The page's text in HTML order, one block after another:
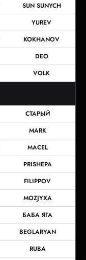
SUN SUNYCH
YUREV
KOKHANOV
DEO
VOLK
СТАРЫЙ
MARK
МАСЕL
PRISHEPA
FILIPPOV
MOZJYXA
БАБА ЯГА
BEGLARYAN
RUBA